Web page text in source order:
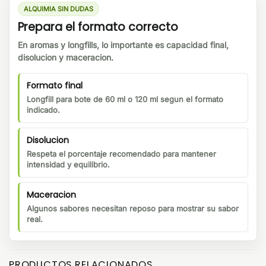
ALQUIMIA SIN DUDAS
Prepara el formato correcto
En aromas y longfills, lo importante es capacidad final,
disolucion y maceracion.
Formato final
Longfill para bote de 60 ml o 120 ml segun el formato
indicado.
Disolucion
Respeta el porcentaje recomendado para mantener
intensidad y equilibrio.
Maceracion
Algunos sabores necesitan reposo para mostrar su sabor
real.